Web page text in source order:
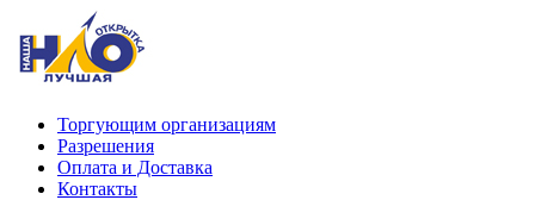
Торгующим организациям
Разрешения
Оплата и Доставка
Контакты